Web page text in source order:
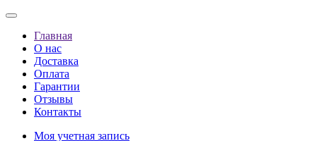
Главная
О нас
Доставка
Оплата
Гарантии
Отзывы
Контакты
Моя учетная запись